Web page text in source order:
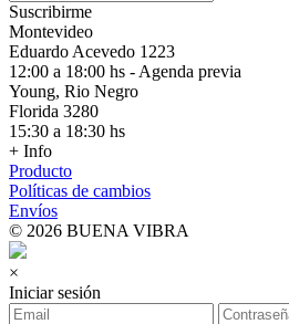
Suscribirme
Montevideo
Eduardo Acevedo 1223
12:00 a 18:00 hs - Agenda previa
Young, Rio Negro
Florida 3280
15:30 a 18:30 hs
+ Info
Producto
Políticas de cambios
Envíos
© 2026 BUENA VIBRA
×
Iniciar sesión